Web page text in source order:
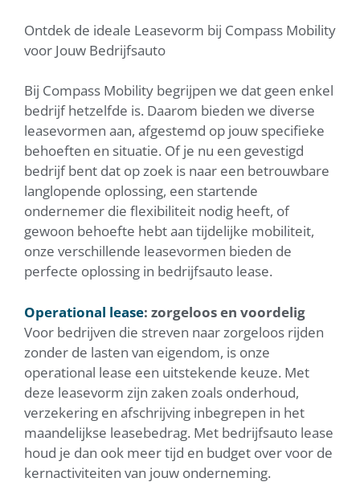
Ontdek de ideale Leasevorm bij Compass Mobility
voor Jouw Bedrijfsauto
Bij Compass Mobility begrijpen we dat geen enkel
bedrijf hetzelfde is. Daarom bieden we diverse
leasevormen aan, afgestemd op jouw specifieke
behoeften en situatie. Of je nu een gevestigd
bedrijf bent dat op zoek is naar een betrouwbare
langlopende oplossing, een startende
ondernemer die flexibiliteit nodig heeft, of
gewoon behoefte hebt aan tijdelijke mobiliteit,
onze verschillende leasevormen bieden de
perfecte oplossing in bedrijfsauto lease.
Operational lease: zorgeloos en voordelig
Voor bedrijven die streven naar zorgeloos rijden
zonder de lasten van eigendom, is onze
operational lease een uitstekende keuze. Met
deze leasevorm zijn zaken zoals onderhoud,
verzekering en afschrijving inbegrepen in het
maandelijkse leasebedrag. Met bedrijfsauto lease
houd je dan ook meer tijd en budget over voor de
kernactiviteiten van jouw onderneming.